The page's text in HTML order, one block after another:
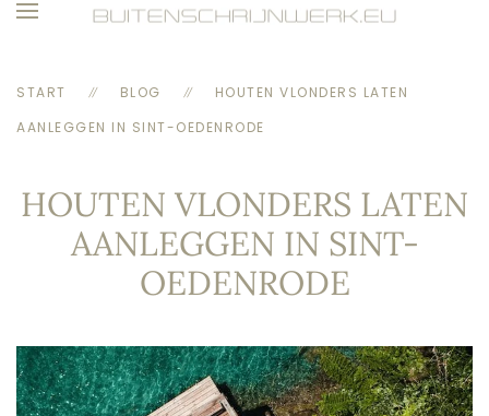
START BLOG
HOUTEN VLONDERS LATEN
AANLEGGEN IN SINT-OEDENRODE
HOUTEN VLONDERS LATEN
AANLEGGEN IN SINT-
OEDENRODE